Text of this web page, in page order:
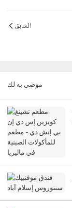
السابق
موصى به لك